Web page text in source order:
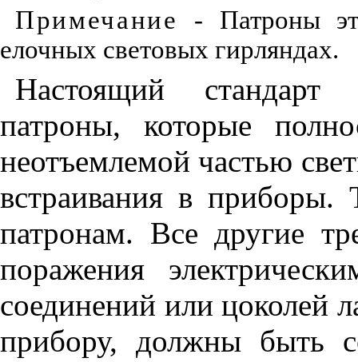
Примечание - Патроны
елочных световых гирляндах.
Настоящий стандарт
патроны, которые
неотъемлемой частью
встраивания в приборы.
патронам. Все другие
поражения
соединений или цоколей
прибору, должны быть